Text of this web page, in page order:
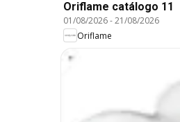
Oriflame catálogo 11
01/08/2026-21/08/2026
Oriflame